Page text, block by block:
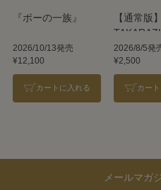
『ポーの一族』
2026/10/13発売
¥12,100
カートに入れる
【通常版】
REVUE
2026/8/5発
¥2,500
カー
メールマガ